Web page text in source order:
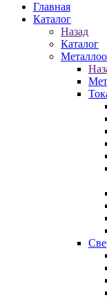
Главная
Каталог
Назад
Каталог